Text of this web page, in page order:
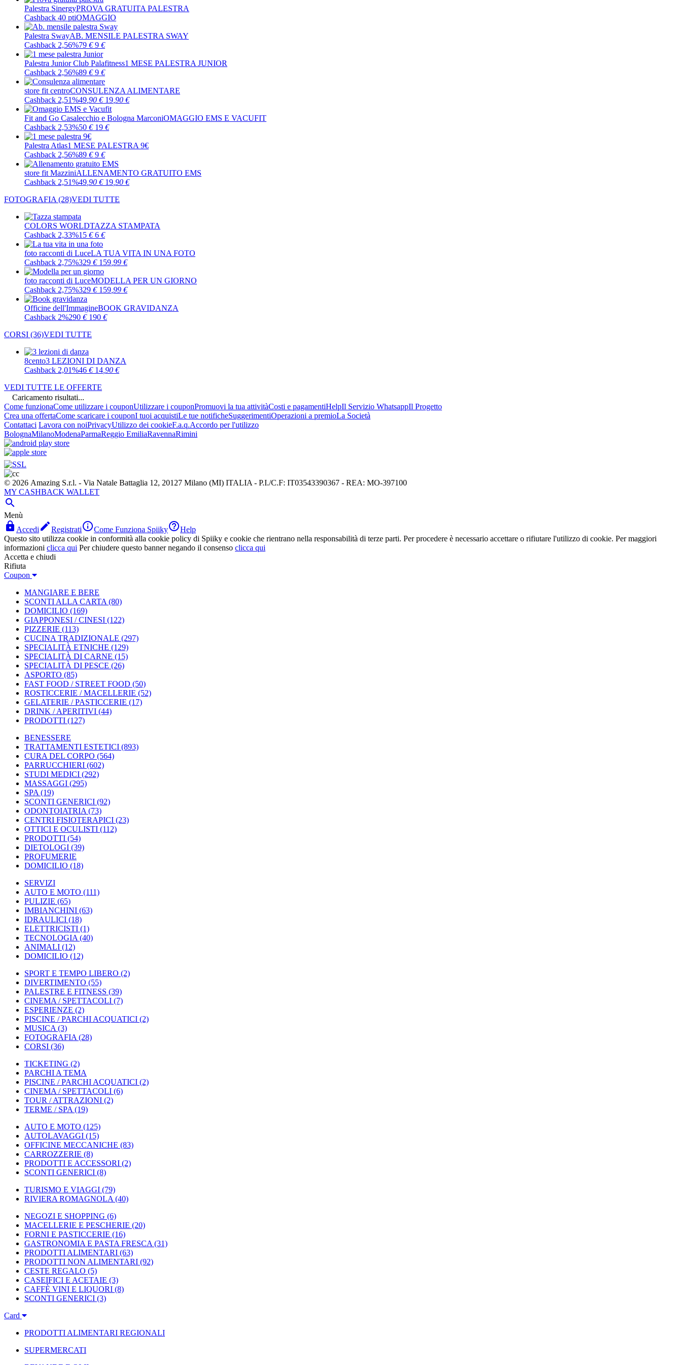
Palestra SinergyPROVA GRATUITA PALESTRA
Cashback 40 ptiOMAGGIO
Palestra SwayAB. MENSILE PALESTRA SWAY
Cashback 2,56%79 € 9 €
Palestra Junior Club Palafitness1 MESE PALESTRA JUNIOR
Cashback 2,56%89 € 9 €
store fit centroCONSULENZA ALIMENTARE
Cashback 2,51%49 ,90 € 19 ,90 €
Fit and Go Casalecchio e Bologna MarconiOMAGGIO EMS E VACUFIT
Cashback 2,53%50 € 19 €
Palestra Atlas1 MESE PALESTRA 9€
Cashback 2,56%89 € 9 €
store fit MazziniALLENAMENTO GRATUITO EMS
Cashback 2,51%49 ,90 € 19 ,90 €
FOTOGRAFIA (28)VEDI TUTTE
COLORS WORLDTAZZA STAMPATA
Cashback 2,33%15 € 6 €
foto racconti di LuceLA TUA VITA IN UNA FOTO
Cashback 2,75%329 € 159 ,99 €
foto racconti di LuceMODELLA PER UN GIORNO
Cashback 2,75%329 € 159 ,99 €
Officine dell'ImmagineBOOK GRAVIDANZA
Cashback 2%290 € 190 €
CORSI (36)VEDI TUTTE
8cento3 LEZIONI DI DANZA
Cashback 2,01%46 € 14 ,90 €
VEDI TUTTE LE OFFERTE
Caricamento risultati...
Come funzionaCome utilizzare i couponUtilizzare i couponPromuovi la tua attivitàCosti e pagamentiHelpIl Servizio WhatsappIl Progetto
Crea una offertaCome scaricare i couponI tuoi acquistiLe tue notificheSuggerimentiOperazioni a premioLa Società
Contattaci Lavora con noiPrivacyUtilizzo dei cookieF.a.q.Accordo per l'utilizzo
BolognaMilanoModenaParmaReggio EmiliaRavennaRimini
© 2026 Amazing S.r.l. - Via Natale Battaglia 12, 20127 Milano (MI) ITALIA - P.I./C.F: IT03543390367 - REA: MO-397100
MY CASHBACK WALLET

Menù
 Accedi RegistratiCome Funziona SpiikyHelp
Questo sito utilizza cookie in conformità alla cookie policy di Spiiky e cookie che rientrano nella responsabilità di terze parti. Per procedere è necessario accettare o rifiutare l'utilizzo di cookie. Per maggiori
informazioni clicca qui Per chiudere questo banner negando il consenso clicca qui
Accetta e chiudi
Rifiuta
Coupon
MANGIARE E BERE
SCONTI ALLA CARTA (80)
DOMICILIO (169)
GIAPPONESI / CINESI (122)
PIZZERIE (113)
CUCINA TRADIZIONALE (297)
SPECIALITÀ ETNICHE (129)
SPECIALITÀ DI CARNE (15)
SPECIALITÀ DI PESCE (26)
ASPORTO (85)
FAST FOOD / STREET FOOD (50)
ROSTICCERIE / MACELLERIE (52)
GELATERIE / PASTICCERIE (17)
DRINK / APERITIVI (44)
PRODOTTI (127)
BENESSERE
TRATTAMENTI ESTETICI (893)
CURA DEL CORPO (564)
PARRUCCHIERI (602)
STUDI MEDICI (292)
MASSAGGI (295)
SPA (19)
SCONTI GENERICI (92)
ODONTOIATRIA (73)
CENTRI FISIOTERAPICI (23)
OTTICI E OCULISTI (112)
PRODOTTI (54)
DIETOLOGI (39)
PROFUMERIE
DOMICILIO (18)
SERVIZI
AUTO E MOTO (111)
PULIZIE (65)
IMBIANCHINI (63)
IDRAULICI (18)
ELETTRICISTI (1)
TECNOLOGIA (40)
ANIMALI (12)
DOMICILIO (12)
SPORT E TEMPO LIBERO (2)
DIVERTIMENTO (55)
PALESTRE E FITNESS (39)
CINEMA / SPETTACOLI (7)
ESPERIENZE (2)
PISCINE / PARCHI ACQUATICI (2)
MUSICA (3)
FOTOGRAFIA (28)
CORSI (36)
TICKETING (2)
PARCHI A TEMA
PISCINE / PARCHI ACQUATICI (2)
CINEMA / SPETTACOLI (6)
TOUR / ATTRAZIONI (2)
TERME / SPA (19)
AUTO E MOTO (125)
AUTOLAVAGGI (15)
OFFICINE MECCANICHE (83)
CARROZZERIE (8)
PRODOTTI E ACCESSORI (2)
SCONTI GENERICI (8)
TURISMO E VIAGGI (79)
RIVIERA ROMAGNOLA (40)
NEGOZI E SHOPPING (6)
MACELLERIE E PESCHERIE (20)
FORNI E PASTICCERIE (16)
GASTRONOMIA E PASTA FRESCA (31)
PRODOTTI ALIMENTARI (63)
PRODOTTI NON ALIMENTARI (92)
CESTE REGALO (5)
CASEIFICI E ACETAIE (3)
CAFFÈ VINI E LIQUORI (8)
SCONTI GENERICI (3)
Card
PRODOTTI ALIMENTARI REGIONALI
SUPERMERCATI